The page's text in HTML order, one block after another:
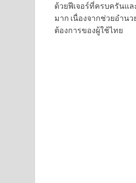
ด้วยฟีเจอร์ที่ครบครันแล
มาก เนื่องจากช่วยอำน
ต้องการของผู้ใช้ไทย